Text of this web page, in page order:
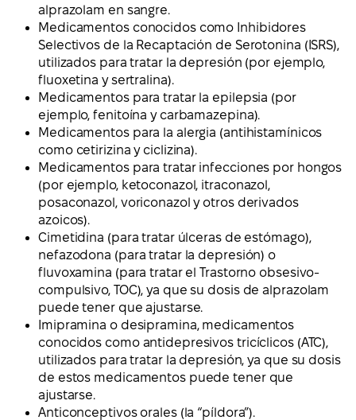
alprazolam en sangre.
Medicamentos conocidos como Inhibidores
Selectivos de la Recaptación de Serotonina (ISRS),
utilizados para tratar la depresión (por ejemplo,
fluoxetina y sertralina).
Medicamentos para tratar la epilepsia (por
ejemplo, fenitoína y carbamazepina).
Medicamentos para la alergia (antihistamínicos
como cetirizina y ciclizina).
Medicamentos para tratar infecciones por hongos
(por ejemplo, ketoconazol, itraconazol,
posaconazol, voriconazol y otros derivados
azoicos).
Cimetidina (para tratar úlceras de estómago),
nefazodona (para tratar la depresión) o
fluvoxamina (para tratar el Trastorno obsesivo-
compulsivo, TOC), ya que su dosis de alprazolam
puede tener que ajustarse.
Imipramina o desipramina, medicamentos
conocidos como antidepresivos tricíclicos (ATC),
utilizados para tratar la depresión, ya que su dosis
de estos medicamentos puede tener que
ajustarse.
Anticonceptivos orales (la “píldora”).